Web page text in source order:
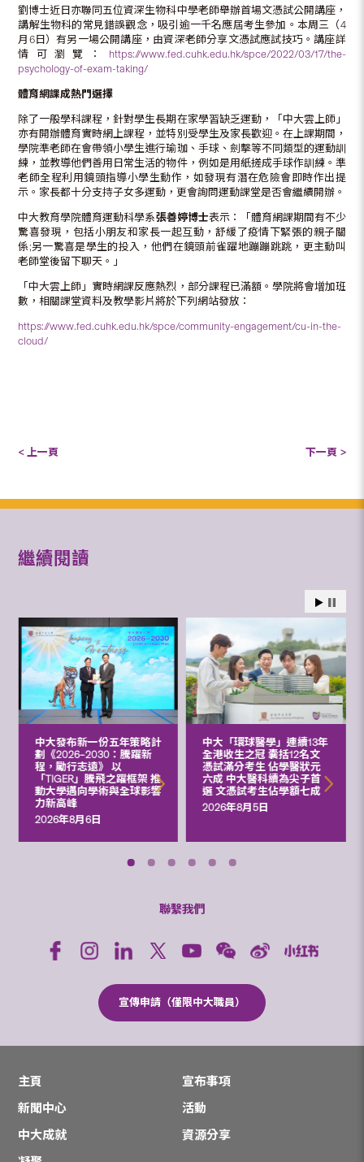
劉博士近日亦聯同五位資深生物科中學老師舉辦首場文憑試公開講座，
講解生物科的常見錯誤觀念，吸引逾一千名應屆考生參加。本周三（4
月6日）有另一場公開講座，由資深老師分享文憑試應試技巧。講座詳
情可瀏覽： https://www.fed.cuhk.edu.hk/spce/2022/03/17/the-
psychology-of-exam-taking/
體育網課成熱門選擇
除了一般學科課程，針對學生長期在家學習缺乏運動，「中大雲上師」
亦有開辦體育實時網上課程，並特別受學生及家長歡迎。在上課期間，
學院準老師在會帶領小學生進行瑜珈、手球、劍擊等不同類型的運動訓
練，並教導他們善用日常生活的物件，例如是用紙搓成手球作訓練。準
老師全程利用鏡頭指導小學生動作，如發現有潛在危險會即時作出提
示。家長都十分支持子女多運動，更會詢問運動課堂是否會繼續開辦。
中大教育學院體育運動科學系張善婷博士表示：「體育網課期間有不少
驚喜發現，包括小朋友和家長一起互動，舒緩了疫情下緊張的親子關
係;另一驚喜是學生的投入，他們在鏡頭前雀躍地蹦蹦跳跳，更主動叫
老師堂後留下聊天。」
「中大雲上師」實時網課反應熱烈，部分課程已滿額。學院將會增加班
數，相關課堂資料及教學影片將於下列網站發放：
https://www.fed.cuhk.edu.hk/spce/community-engagement/cu-in-the-
cloud/
< 上一頁 下一頁 >
繼續閱讀
中大發布新一份五年策略計
劃《2026‒2030：騰躍新
程，勵行志遠》 以
「TIGER」騰飛之躍框架 推
動大學邁向學術與全球影響
力新高峰
2026年8月6日
中大「環球醫學」連續13年
全港收生之冠 囊括12名文
憑試滿分考生 佔學醫狀元
六成 中大醫科續為尖子首
選 文憑試考生佔學額七成
2026年8月5日
聯繫我們
宣傳申請（僅限中大職員）
主頁
宣布事項
新聞中心
活動
中大成就
資源分享